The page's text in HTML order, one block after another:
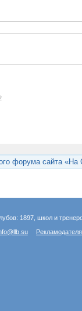
форума сайта «На
1897, школ и